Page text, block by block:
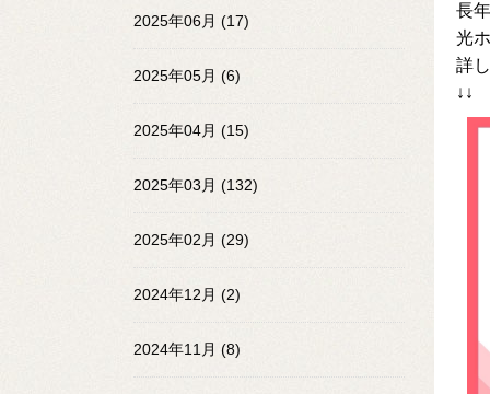
長
光
詳
↓↓
2025年06月 (17)
2025年05月 (6)
2025年04月 (15)
2025年03月 (132)
2025年02月 (29)
2024年12月 (2)
2024年11月 (8)